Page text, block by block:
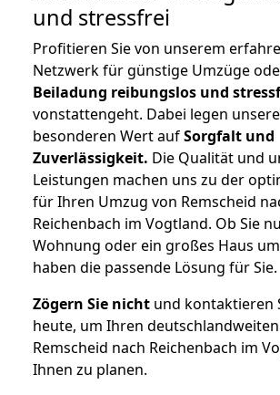
und stressfrei
Profitieren Sie von unserem
Netzwerk für günstige Umzüge
Beiladung reibungslos und
vonstattengeht. Dabei legen
besonderen Wert aufSorgfalt und
Zuverlässigkeit. Die Qualität und
Leistungen machen uns zu der
für Ihren Umzug von Remscheid
Reichenbach im Vogtland. Ob Sie
Wohnung oder ein großes Haus
haben die passende Lösung für Sie.
Zögern Sie nicht und kontaktieren
heute, um Ihren
Remscheid nach Reichenbach im
Ihnen zu planen.